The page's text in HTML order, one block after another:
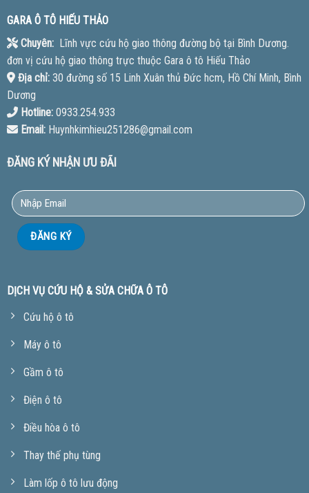
GARA Ô TÔ HIẾU THẢO
Chuyên:Lĩnh vực cứu hộ giao thông đường bộ tại Bình Dương.
đơn vị cứu hộ giao thông trực thuộc Gara ô tô Hiếu Thảo
Địa chỉ:30 đường số 15 Linh Xuân thủ Đức hcm, Hồ Chí Minh, Bình
Dương
Hotline:0933.254.933
Email:Huynhkimhieu251286@gmail.com
ĐĂNG KÝ NHẬN ƯU ĐÃI
DỊCH VỤ CỨU HỘ & SỬA CHỮA Ô TÔ
Cứu hộ ô tô
Máy ô tô
Gầm ô tô
Điện ô tô
Điều hòa ô tô
Thay thế phụ tùng
Làm lốp ô tô lưu động